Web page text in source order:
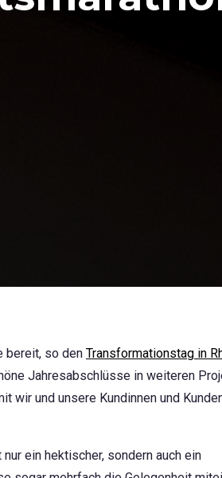
bereit, so den Transformationstag in
Jahresabschlüsse in weiteren
wir und unsere Kundinnen und
ein hektischer, sondern auch ein